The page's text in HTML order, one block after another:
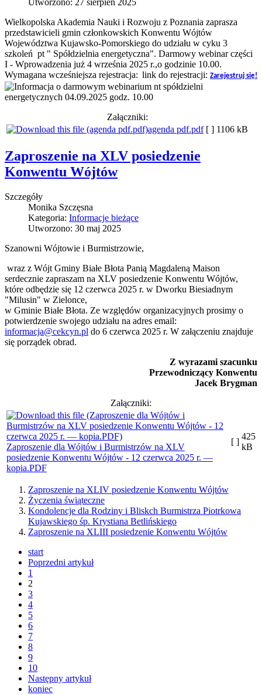
Utworzono: 27 sierpień 2025
Wielkopolska Akademia Nauki i Rozwoju z Poznania zaprasza
przedstawicieli gmin członkowskich Konwentu Wójtów
Województwa Kujawsko-Pomorskiego do udziału w cyku 3
szkoleń pt " Spółdzielnia energetyczna". Darmowy webinar części
I - Wprowadzenia już 4 września 2025 r.,o godzinie 10.00.
Wymagana wcześniejsza rejestracja: link do rejestracji: Zarejestruj się!
Załączniki:
agenda pdf.pdf [ ] 1106 kB
Zaproszenie na XLV posiedzenie
Konwentu Wójtów
Szczegóły
Monika Szczęsna
Kategoria: Informacje bieżące
Utworzono: 30 maj 2025
Szanowni Wójtowie i Burmistrzowie,
wraz z Wójt Gminy Białe Błota Panią Magdaleną Maison
serdecznie zapraszam na XLV posiedzenie Konwentu Wójtów,
które odbędzie się 12 czerwca 2025 r. w Dworku Biesiadnym
"Milusin" w Zielonce,
w Gminie Białe Błota. Ze względów organizacyjnych prosimy o
potwierdzenie swojego udziału na adres email:
informacja@cekcyn.pl do 6 czerwca 2025 r. W załączeniu znajduje
się porządek obrad.
Z wyrazami szacunku
Przewodniczący Konwentu
Jacek Brygman
Załączniki:
Zaproszenie dla Wójtów i Burmistrzów na XLV
posiedzenie Konwentu Wójtów - 12 czerwca 2025 r. —
kopia.PDF
[ ]
425
kB
Zaproszenie na XLIV posiedzenie Konwentu Wójtów
Życzenia świąteczne
Kondolencje dla Rodziny i Bliskch Burmistrza Piotrkowa
Kujawskiego śp. Krystiana Betlińskiego
Zaproszenie na XLIII posiedzenie Konwentu Wójtów
start
Poprzedni artykuł
1
2
3
4
5
6
7
8
9
10
Następny artykuł
koniec